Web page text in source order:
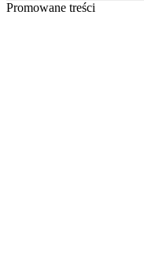
Promowane treści